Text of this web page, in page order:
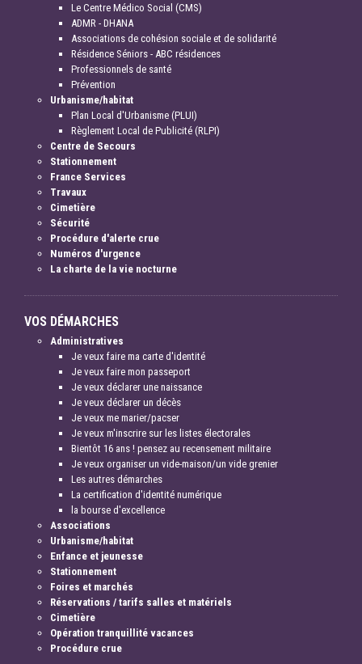
Le Centre Médico Social (CMS)
ADMR - DHANA
Associations de cohésion sociale et de solidarité
Résidence Séniors - ABC résidences
Professionnels de santé
Prévention
Urbanisme/habitat
Plan Local d'Urbanisme (PLUI)
Règlement Local de Publicité (RLPI)
Centre de Secours
Stationnement
France Services
Travaux
Cimetière
Sécurité
Procédure d'alerte crue
Numéros d'urgence
La charte de la vie nocturne
VOS DÉMARCHES
Administratives
Je veux faire ma carte d'identité
Je veux faire mon passeport
Je veux déclarer une naissance
Je veux déclarer un décès
Je veux me marier/pacser
Je veux m'inscrire sur les listes électorales
Bientôt 16 ans ! pensez au recensement militaire
Je veux organiser un vide-maison/un vide grenier
Les autres démarches
La certification d'identité numérique
la bourse d'excellence
Associations
Urbanisme/habitat
Enfance et jeunesse
Stationnement
Foires et marchés
Réservations / tarifs salles et matériels
Cimetière
Opération tranquillité vacances
Procédure crue